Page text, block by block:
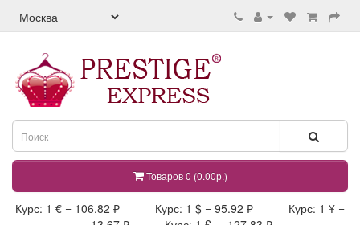
Товаров 0 (0.00р.)
Курс: 1 € = 106.82 ₽ Курс: 1 $ = 95.92 ₽ Курс: 1 ¥ =